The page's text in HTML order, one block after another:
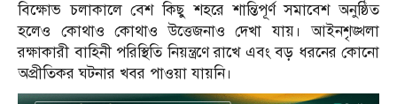
বিক্ষোভ চলাকালে বেশ কিছু শহরে শান্তিপূর্ণ সমাবেশ অনুষ্ঠিত
হলেও কোথাও কোথাও উত্তেজনাও দেখা যায়। আইনশৃঙ্খলা
রক্ষাকারী বাহিনী পরিস্থিতি নিয়ন্ত্রণে রাখে এবং বড় ধরনের কোনো
অপ্রীতিকর ঘটনার খবর পাওয়া যায়নি।